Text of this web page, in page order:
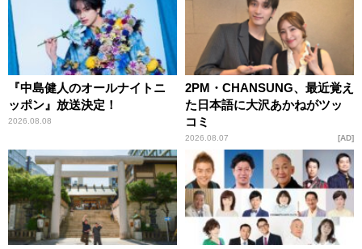
『中島健人のオールナイトニ
ッポン』放送決定！
2026.08.08
2PM・CHANSUNG、最近覚え
た日本語に大沢あかねがツッ
コミ
2026.08.07 AD